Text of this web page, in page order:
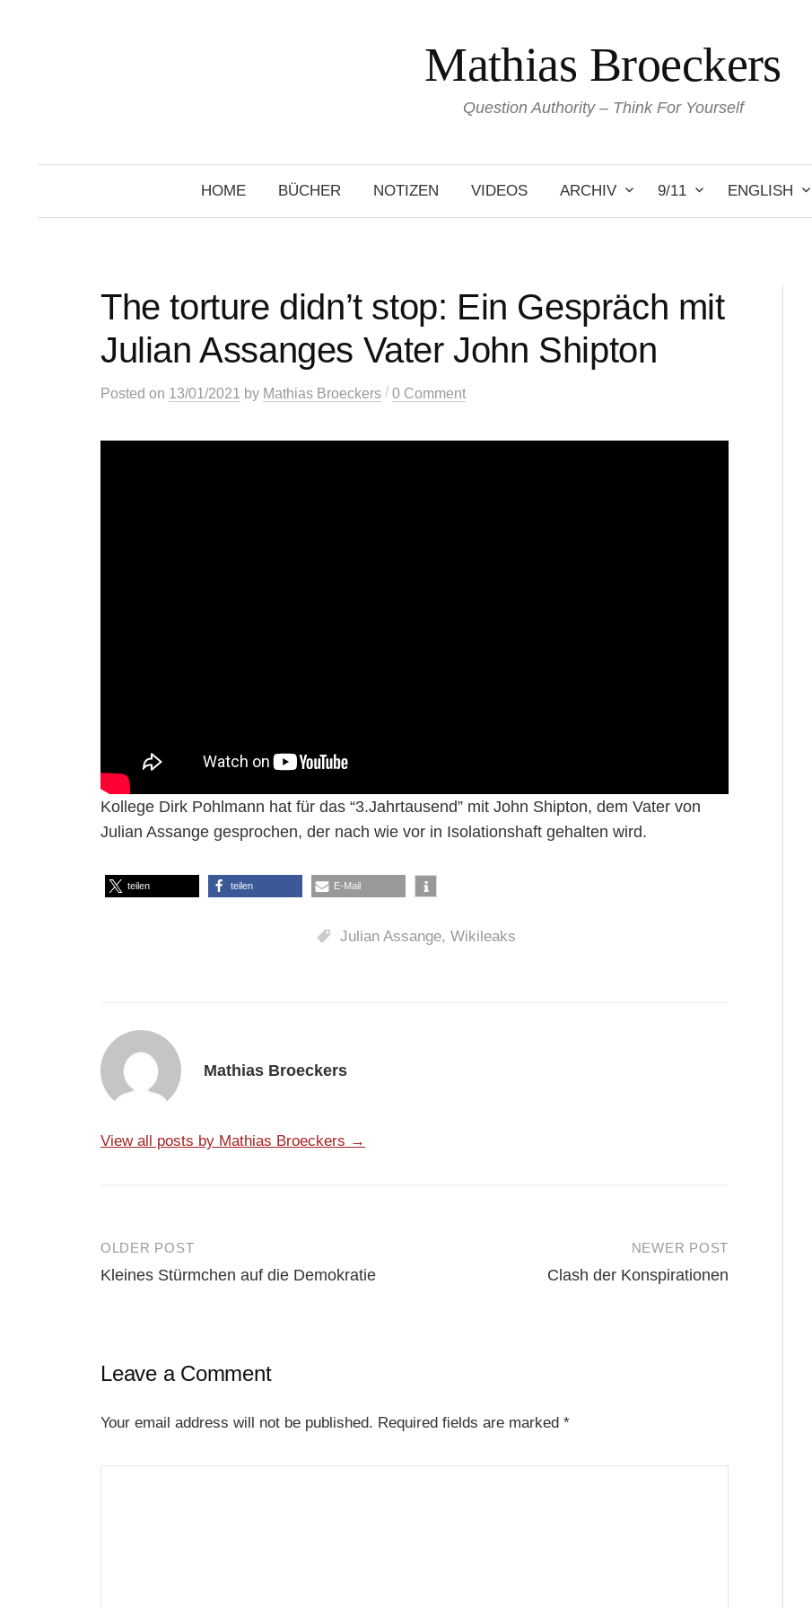
Mathias Broeckers
Question Authority – Think For Yourself
HOME BÜCHER NOTIZEN VIDEOS ARCHIV 9/11 ENGLISH
The torture didn’t stop: Ein Gespräch mit
Julian Assanges Vater John Shipton
Posted on 13/01/2021 by Mathias Broeckers / 0 Comment
Kollege Dirk Pohlmann hat für das “3.Jahrtausend” mit John Shipton, dem Vater von
Julian Assange gesprochen, der nach wie vor in Isolationshaft gehalten wird.
teilen teilen E-Mail
Julian Assange, Wikileaks
Mathias Broeckers
View all posts by Mathias Broeckers →
Post
OLDER POST
Kleines Stürmchen auf die Demokratie
NEWER POST
Clash der Konspirationen
Leave a Comment
Your email address will not be published. Required fields are marked *